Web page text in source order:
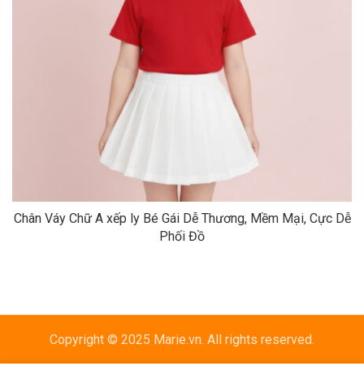
Chân Váy Chữ A xếp ly Bé Gái Dễ Thương, Mềm Mại, Cực Dễ
Phối Đồ
Copyright © 2025 Marie.vn. All rights reserved.